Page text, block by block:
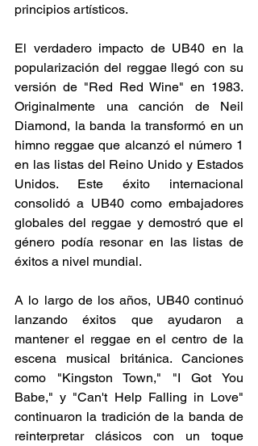
principios artísticos.
El verdadero impacto de UB40 en la
popularización del reggae llegó con su
versión de "Red Red Wine" en 1983.
Originalmente una canción de Neil
Diamond, la banda la transformó en un
himno reggae que alcanzó el número 1
en las listas del Reino Unido y Estados
Unidos. Este éxito internacional
consolidó a UB40 como embajadores
globales del reggae y demostró que el
género podía resonar en las listas de
éxitos a nivel mundial.
A lo largo de los años, UB40 continuó
lanzando éxitos que ayudaron a
mantener el reggae en el centro de la
escena musical británica. Canciones
como "Kingston Town," "I Got You
Babe," y "Can't Help Falling in Love"
continuaron la tradición de la banda de
reinterpretar clásicos con un toque